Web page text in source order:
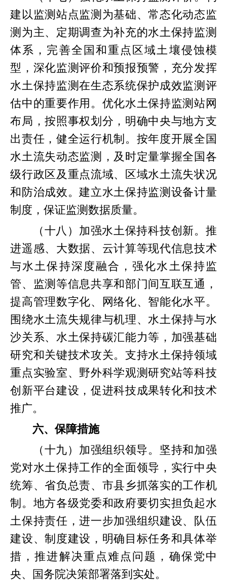
建以监测站点监测为基础、常态化动态监
测为主、定期调查为补充的水土保持监测
体系，完善全国和重点区域土壤侵蚀模
型，深化监测评价和预报预警，充分发挥
水土保持监测在生态系统保护成效监测评
估中的重要作用。优化水土保持监测站网
布局，按照事权划分，明确中央与地方支
出责任，健全运行机制。按年度开展全国
水土流失动态监测，及时定量掌握全国各
级行政区及重点流域、区域水土流失状况
和防治成效。建立水土保持监测设备计量
制度，保证监测数据质量。
（十八）加强水土保持科技创新。推
进遥感、大数据、云计算等现代信息技术
与水土保持深度融合，强化水土保持监
管、监测等信息共享和部门间互联互通，
提高管理数字化、网络化、智能化水平。
围绕水土流失规律与机理、水土保持与水
沙关系、水土保持碳汇能力等，加强基础
研究和关键技术攻关。支持水土保持领域
重点实验室、野外科学观测研究站等科技
创新平台建设，促进科技成果转化和技术
推广。
六、保障措施
（十九）加强组织领导。坚持和加强
党对水土保持工作的全面领导，实行中央
统筹、省负总责、市县乡抓落实的工作机
制。地方各级党委和政府要切实担负起水
土保持责任，进一步加强组织建设、队伍
建设、制度建设，明确目标任务和具体举
措，推进解决重点难点问题，确保党中
央、国务院决策部署落到实处。